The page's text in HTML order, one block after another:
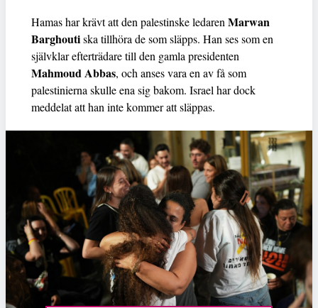
Hamas har krävt att den palestinske ledarenMarwan
Barghoutiska tillhöra de som släpps. Han ses som en
självklar efterträdare till den gamla presidenten
Mahmoud Abbas, och anses vara en av få som
palestinierna skulle ena sig bakom. Israel har dock
meddelat att han inte kommer att släppas.